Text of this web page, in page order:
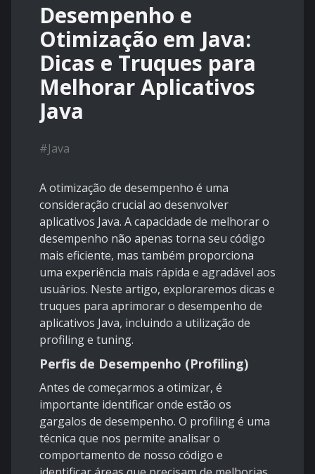
Desempenho e
Otimização em Java:
Dicas e Truques para
Melhorar Aplicativos
Java
#Java
A otimização de desempenho é uma
consideração crucial ao desenvolver
aplicativos Java. A capacidade de melhorar o
desempenho não apenas torna seu código
mais eficiente, mas também proporciona
uma experiência mais rápida e agradável aos
usuários. Neste artigo, exploraremos dicas e
truques para aprimorar o desempenho de
aplicativos Java, incluindo a utilização de
profiling e tuning.
Perfis de Desempenho (Profiling)
Antes de começarmos a otimizar, é
importante identificar onde estão os
gargalos de desempenho. O profiling é uma
técnica que nos permite analisar o
comportamento de nosso código e